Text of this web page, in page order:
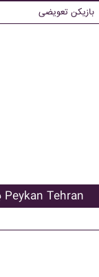
بازیکن تعویضی
بازیکن ذحیره Peykan Tehran